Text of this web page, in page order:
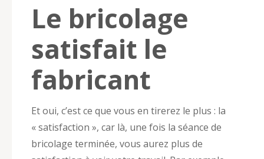
Le bricolage
satisfait le
fabricant
Et oui, c’est ce que vous en tirerez le plus : la
« satisfaction », car là, une fois la séance de
bricolage terminée, vous aurez plus de